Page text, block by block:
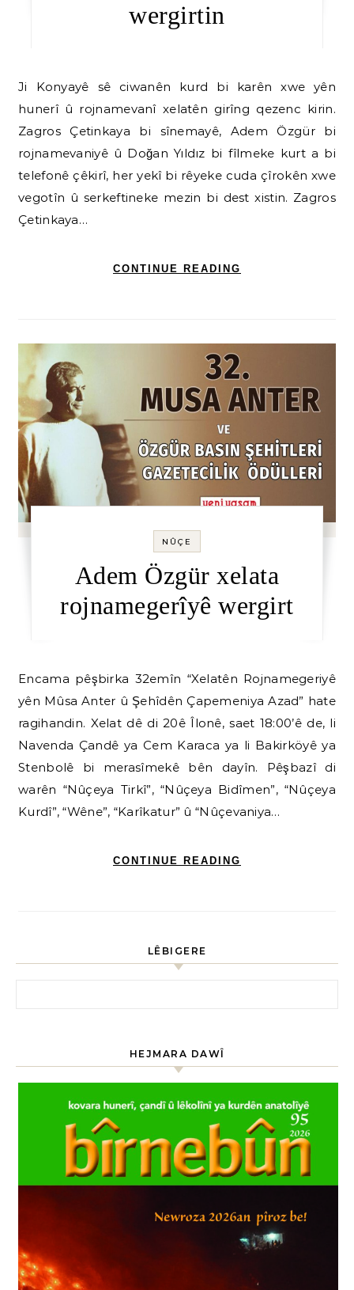
wergirtin
Ji Konyayê sê ciwanên kurd bi karên xwe yên
hunerî û rojnamevanî xelatên girîng qezenc kirin.
Zagros Çetinkaya bi sînemayê, Adem Özgür bi
rojnamevaniyê û Doğan Yıldız bi fîlmeke kurt a bi
telefonê çêkirî, her yekî bi rêyeke cuda çîrokên xwe
vegotîn û serkeftineke mezin bi dest xistin. Zagros
Çetinkaya…
CONTINUE READING
NÛÇE
Adem Özgür xelata
rojnamegerîyê wergirt
Encama pêşbirka 32emîn “Xelatên Rojnamegeriyê
yên Mûsa Anter û Şehîdên Çapemeniya Azad” hate
ragihandin. Xelat dê di 20ê Îlonê, saet 18:00’ê de, li
Navenda Çandê ya Cem Karaca ya li Bakirköyê ya
Stenbolê bi merasîmekê bên dayîn. Pêşbazî di
warên “Nûçeya Tirkî”, “Nûçeya Bidîmen”, “Nûçeya
Kurdî”, “Wêne”, “Karîkatur” û “Nûçevaniya…
CONTINUE READING
LÊBIGERE
HEJMARA DAWÎ